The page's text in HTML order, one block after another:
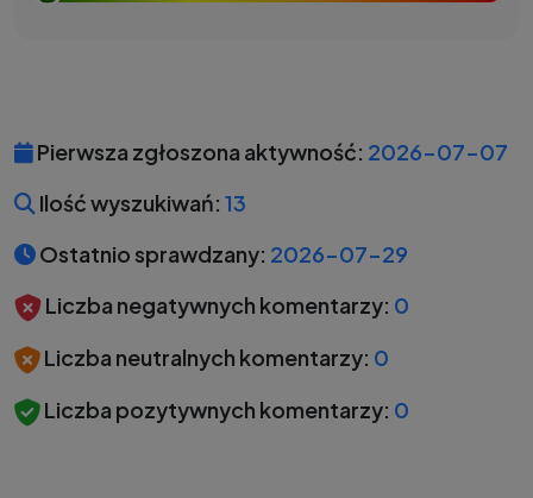
Pierwsza zgłoszona aktywność: 2026-07-07
Ilość wyszukiwań: 13
Ostatnio sprawdzany: 2026-07-29
Liczba negatywnych komentarzy: 0
Liczba neutralnych komentarzy: 0
Liczba pozytywnych komentarzy: 0